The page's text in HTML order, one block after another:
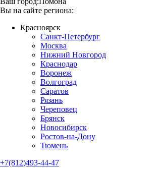
Вы на сайте региона:
Красноярск
Санкт-Петербург
Москва
Нижний Новгород
Краснодар
Воронеж
Волгоград
Саратов
Рязань
Череповец
Брянск
Новосибирск
Ростов-на-Дону
Тюмень
+7(812)493-44-47